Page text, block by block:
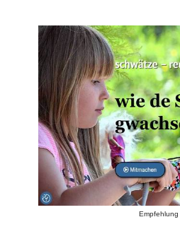
Empfehlung